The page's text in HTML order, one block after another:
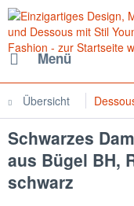
Menü
Übersicht
Schwarzes
aus Bügel BH,
schwarz